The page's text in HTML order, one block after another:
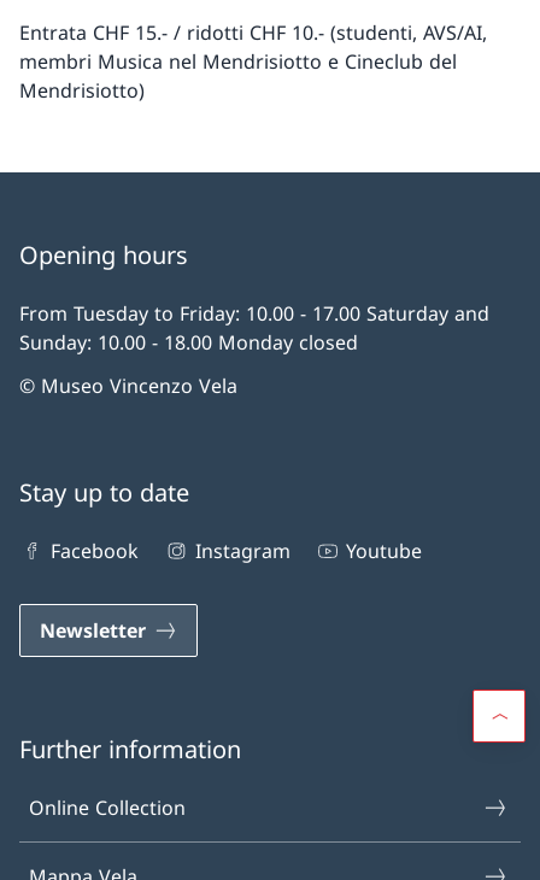
Entrata CHF 15.- / ridotti CHF 10.- (studenti, AVS/AI,
membri Musica nel Mendrisiotto e Cineclub del
Mendrisiotto)
Opening hours
From Tuesday to Friday: 10.00 - 17.00 Saturday and
Sunday: 10.00 - 18.00 Monday closed
© Museo Vincenzo Vela
Stay up to date
Facebook Instagram Youtube
Newsletter
Further information
Online Collection